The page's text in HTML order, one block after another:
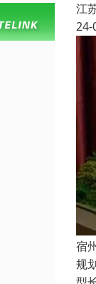
江
24-
宿
规